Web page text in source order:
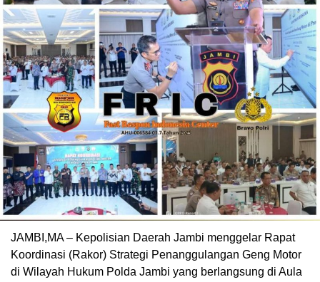
JAMBI,MA – Kepolisian Daerah Jambi menggelar Rapat
Koordinasi (Rakor) Strategi Penanggulangan Geng Motor
di Wilayah Hukum Polda Jambi yang berlangsung di Aula